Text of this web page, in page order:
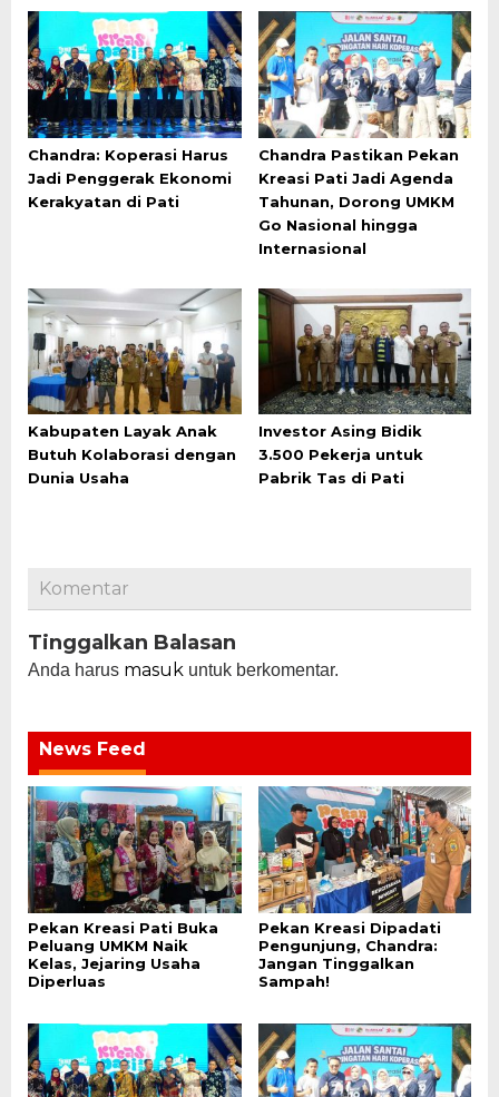
Chandra: Koperasi Harus
Jadi Penggerak Ekonomi
Kerakyatan di Pati
Chandra Pastikan Pekan
Kreasi Pati Jadi Agenda
Tahunan, Dorong UMKM
Go Nasional hingga
Internasional
Kabupaten Layak Anak
Butuh Kolaborasi dengan
Dunia Usaha
Investor Asing Bidik
3.500 Pekerja untuk
Pabrik Tas di Pati
Komentar
Tinggalkan Balasan
Anda harus masuk untuk berkomentar.
News Feed
Pekan Kreasi Pati Buka
Peluang UMKM Naik
Kelas, Jejaring Usaha
Diperluas
Pekan Kreasi Dipadati
Pengunjung, Chandra:
Jangan Tinggalkan
Sampah!